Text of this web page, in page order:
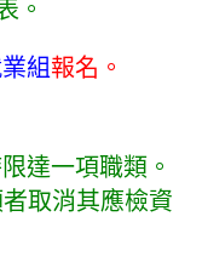
。
組報名。
達一項職類。
取消其應檢資